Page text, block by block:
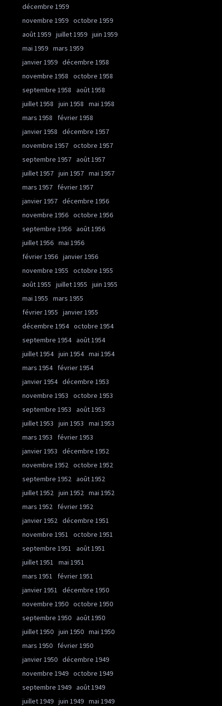
décembre 1959
novembre 1959 octobre 1959
août 1959 juillet 1959 juin 1959
mai 1959 mars 1959
janvier 1959 décembre 1958
novembre 1958
octobre 1958
septembre 1958
août 1958
juillet 1958
juin 1958
mai 1958
mars 1958
février 1958
janvier 1958
décembre 1957
novembre 1957 octobre 1957
septembre 1957 août 1957
juillet 1957 juin 1957 mai 1957
mars 1957
février 1957
janvier 1957 décembre 1956
novembre 1956 octobre 1956
septembre 1956 août 1956
juillet 1956 mai 1956
février 1956 janvier 1956
novembre 1955
octobre 1955
août 1955
juillet 1955
juin 1955
mai 1955
mars 1955
février 1955
janvier 1955
décembre 1954 octobre 1954
septembre 1954 août 1954
juillet 1954 juin 1954 mai 1954
mars 1954
février 1954
janvier 1954 décembre 1953
novembre 1953
octobre 1953
septembre 1953
août 1953
juillet 1953
juin 1953
mai 1953
mars 1953
février 1953
janvier 1953
décembre 1952
novembre 1952 octobre 1952
septembre 1952 août 1952
juillet 1952 juin 1952 mai 1952
mars 1952
février 1952
janvier 1952 décembre 1951
novembre 1951
octobre 1951
septembre 1951
août 1951
juillet 1951
mai 1951
mars 1951
février 1951
janvier 1951
décembre 1950
novembre 1950 octobre 1950
septembre 1950 août 1950
juillet 1950 juin 1950 mai 1950
mars 1950
février 1950
janvier 1950 décembre 1949
novembre 1949 octobre 1949
septembre 1949 août 1949
juillet 1949 juin 1949 mai 1949